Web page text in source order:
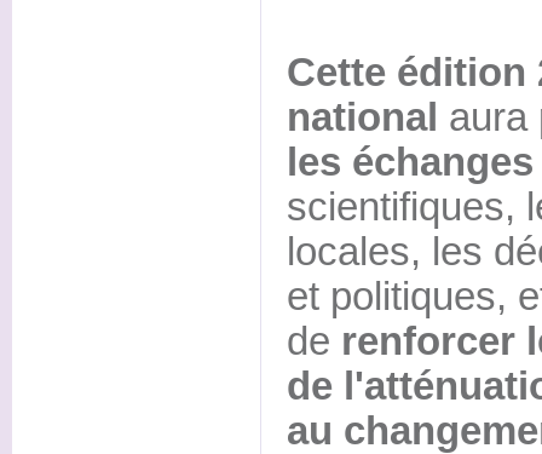
Cette édition
national aura
les échanges
scientifiques,
locales, les
et politiques,
de renforcer
de
au